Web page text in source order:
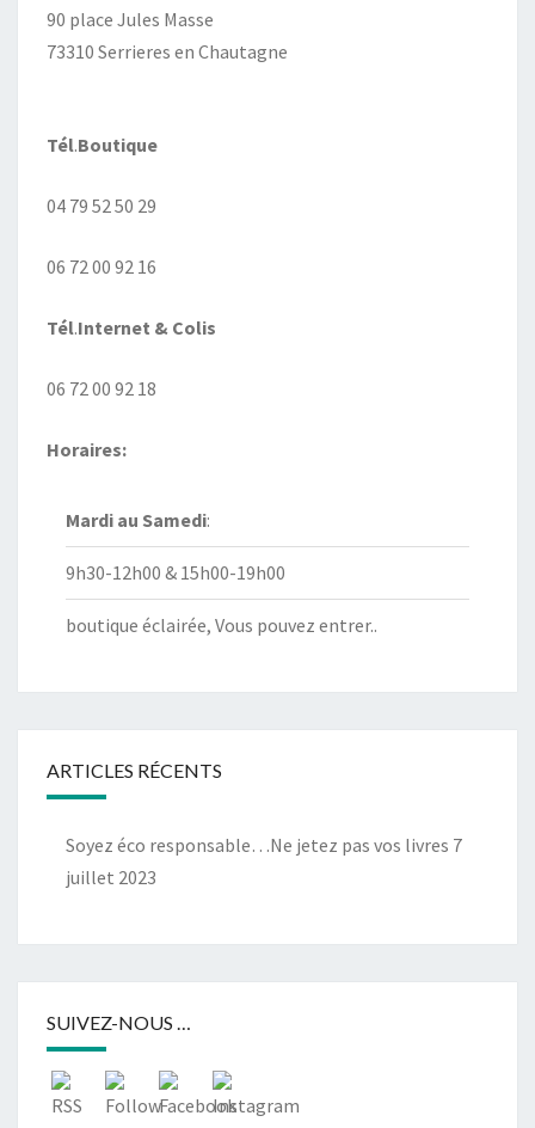
90 place Jules Masse
73310 Serrieres en Chautagne
Tél.Boutique
04 79 52 50 29
06 72 00 92 16
Tél.Internet & Colis
06 72 00 92 18
Horaires:
Mardi au Samedi:
9h30-12h00 & 15h00-19h00
boutique éclairée, Vous pouvez entrer..
ARTICLES RÉCENTS
Soyez éco responsable…Ne jetez pas vos livres 7
juillet 2023
SUIVEZ-NOUS …